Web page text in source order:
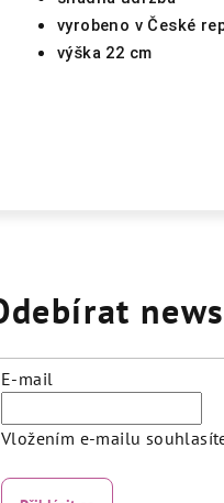
vyrobeno v České
výška 22 cm
E-mail
Vložením e-mailu